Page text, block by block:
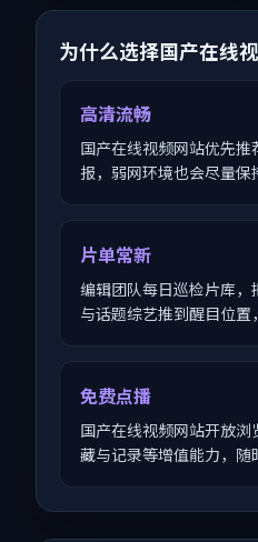
为什么选择国产在线
高清流畅
国产在线视频网站优先
报，弱网环境也会尽量保
片单常新
编辑团队每日巡检片库
与话题综艺推到醒目位置
免费点播
国产在线视频网站开放
藏与记录等增值能力，随